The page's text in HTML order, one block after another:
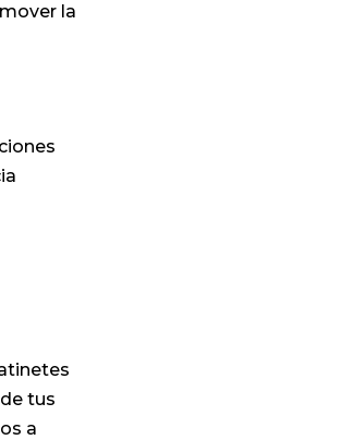
la
tus
a